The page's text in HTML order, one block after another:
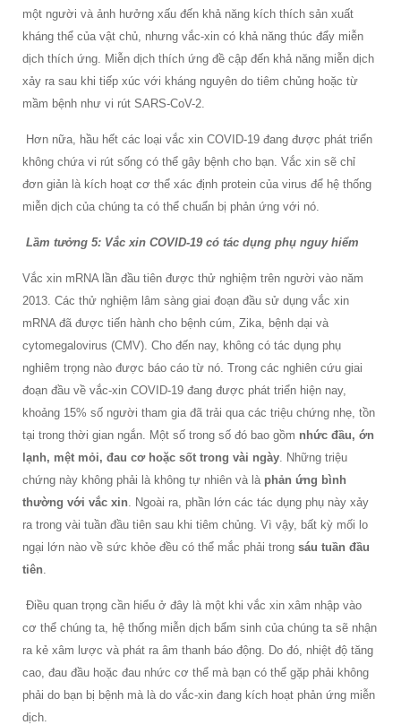
một người và ảnh hưởng xấu đến khả năng kích thích sản xuất
kháng thể của vật chủ, nhưng vắc-xin có khả năng thúc đẩy miễn
dịch thích ứng. Miễn dịch thích ứng đề cập đến khả năng miễn dịch
xảy ra sau khi tiếp xúc với kháng nguyên do tiêm chủng hoặc từ
mầm bệnh như vi rút SARS-CoV-2.
Hơn nữa, hầu hết các loại vắc xin COVID-19 đang được phát triển
không chứa vi rút sống có thể gây bệnh cho bạn. Vắc xin sẽ chỉ
đơn giản là kích hoạt cơ thể xác định protein của virus để hệ thống
miễn dịch của chúng ta có thể chuẩn bị phản ứng với nó.
Lầm tưởng 5: Vắc xin COVID-19 có tác dụng phụ nguy hiểm
Vắc xin mRNA lần đầu tiên được thử nghiệm trên người vào năm
2013. Các thử nghiệm lâm sàng giai đoạn đầu sử dụng vắc xin
mRNA đã được tiến hành cho bệnh cúm, Zika, bệnh dại và
cytomegalovirus (CMV). Cho đến nay, không có tác dụng phụ
nghiêm trọng nào được báo cáo từ nó. Trong các nghiên cứu giai
đoạn đầu về vắc-xin COVID-19 đang được phát triển hiện nay,
khoảng 15% số người tham gia đã trải qua các triệu chứng nhẹ, tồn
tại trong thời gian ngắn. Một số trong số đó bao gồm nhức đầu, ớn
lạnh, mệt mỏi, đau cơ hoặc sốt trong vài ngày . Những triệu
chứng này không phải là không tự nhiên và là phản ứng bình
thường với vắc xin . Ngoài ra, phần lớn các tác dụng phụ này xảy
ra trong vài tuần đầu tiên sau khi tiêm chủng. Vì vậy, bất kỳ mối lo
ngại lớn nào về sức khỏe đều có thể mắc phải trong sáu tuần đầu
tiên
Điều quan trọng cần hiểu ở đây là một khi vắc xin xâm nhập vào
cơ thể chúng ta, hệ thống miễn dịch bẩm sinh của chúng ta sẽ nhận
ra kẻ xâm lược và phát ra âm thanh báo động. Do đó, nhiệt độ tăng
cao, đau đầu hoặc đau nhức cơ thể mà bạn có thể gặp phải không
phải do bạn bị bệnh mà là do vắc-xin đang kích hoạt phản ứng miễn
dịch.